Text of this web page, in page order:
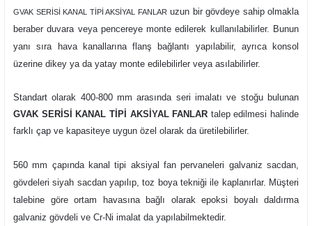
GVAK SERİSİ KANAL TİPİ AKSİYAL FANLARuzun bir gövdeye sahip olmakla
beraber duvara veya pencereye monte edilerek kullanılabilirler. Bunun
yanı sıra hava kanallarına flanş bağlantı yapılabilir, ayrıca konsol
üzerine dikey ya da yatay monte edilebilirler veya asılabilirler.
Standart olarak 400-800 mm arasında seri imalatı ve stoğu bulunan
GVAK SERİSİ KANAL TİPİ AKSİYAL FANLAR talep edilmesi halinde
farklı çap ve kapasiteye uygun özel olarak da üretilebilirler.
560 mm çapında kanal tipi aksiyal fan pervaneleri galvaniz sacdan,
gövdeleri siyah sacdan yapılıp, toz boya tekniği ile kaplanırlar. Müşteri
talebine göre ortam havasına bağlı olarak epoksi boyalı daldırma
galvaniz gövdeli ve Cr-Ni imalat da yapılabilmektedir.